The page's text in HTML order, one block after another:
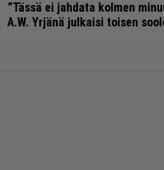
”Tässä ei jahdata kolmen
A.W. Yrjänä julkaisi toisen